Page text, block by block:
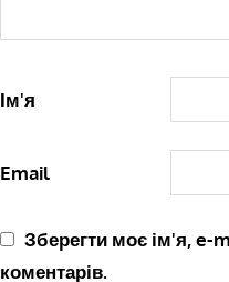
Ім'я
Email
Зберегти моє ім'я, e-
коментарів.